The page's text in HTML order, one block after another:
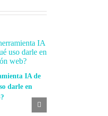
IA de
darle en